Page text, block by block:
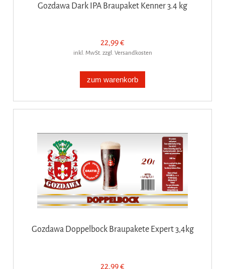
Gozdawa Dark IPA Braupaket Kenner 3.4 kg
22,99 €
inkl. MwSt. zzgl. Versandkosten
zum warenkorb
Gozdawa Doppelbock Braupakete Expert 3,4kg
22,99 €